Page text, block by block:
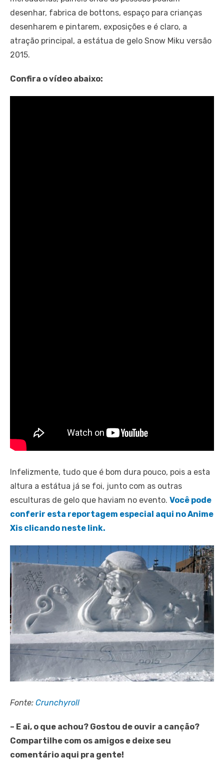
desenhar, fabrica de bottons, espaço para crianças
desenharem e pintarem, exposições e é claro, a
atração principal, a estátua de gelo Snow Miku versão
2015.
Confira o vídeo abaixo:
Infelizmente, tudo que é bom dura pouco, pois a esta
altura a estátua já se foi, junto com as outras
esculturas de gelo que haviam no evento. Você pode
conferir esta reportagem especial aqui no Anime
Xis clicando neste link.
Fonte: Crunchyroll
– E ai, o que achou? Gostou de ouvir a canção?
Compartilhe com os amigos e deixe seu
comentário aqui pra gente!